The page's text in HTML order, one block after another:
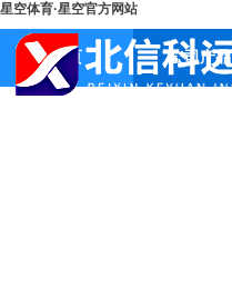
星空体育·星空官方网站
首页 公司产品